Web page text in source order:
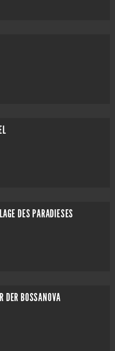
DES PARADIESES
DER BOSSANOVA